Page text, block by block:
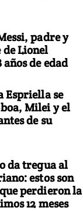
padre y
Lionel
años de edad
Espriella se
Milei y el
de su
da tregua al
estos son
perdieron la
12 meses